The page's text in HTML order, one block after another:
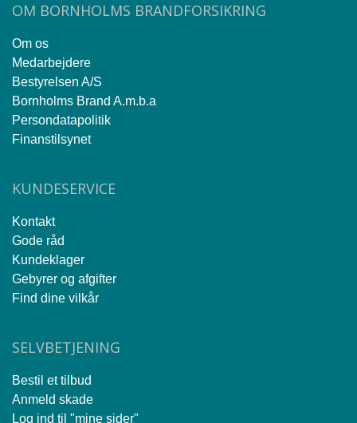
OM BORNHOLMS BRANDFORSIKRING
Om os
Medarbejdere
Bestyrelsen A/S
Bornholms Brand A.m.b.a
Persondatapolitik
Finanstilsynet
KUNDESERVICE
Kontakt
Gode råd
Kundeklager
Gebyrer og afgifter
Find dine vilkår
SELVBETJENING
Bestil et tilbud
Anmeld skade
Log ind til "mine sider"